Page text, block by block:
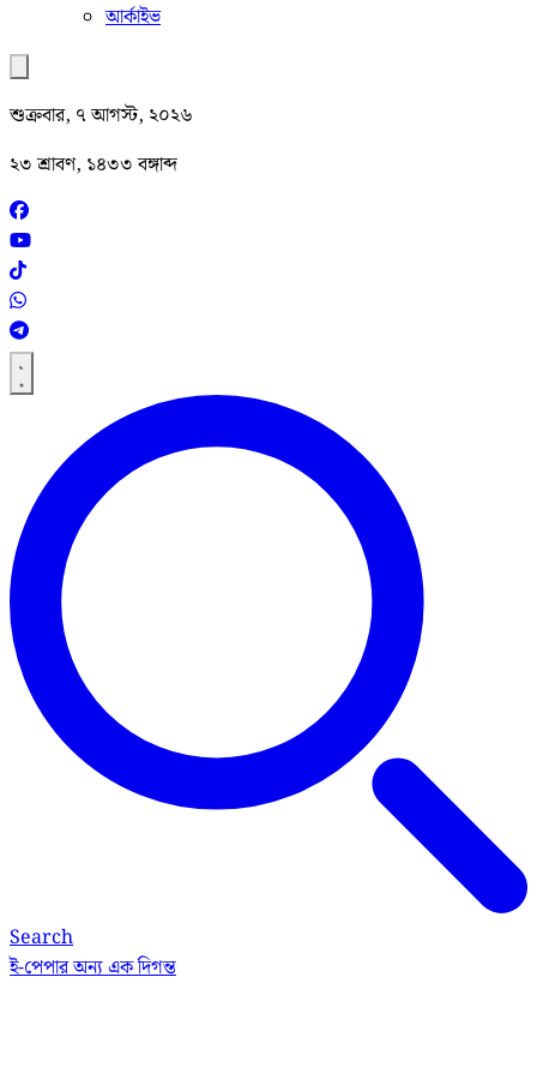
আর্কাইভ
শুক্রবার, ৭ আগস্ট, ২০২৬
২৩ শ্রাবণ, ১৪৩৩ বঙ্গাব্দ
Search
ই-পেপারঅন্য এক দিগন্ত